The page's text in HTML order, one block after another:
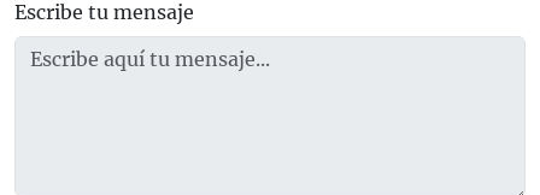
Escribe tu mensaje